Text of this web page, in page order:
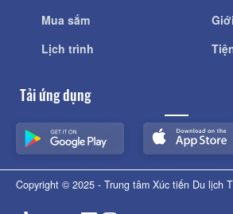
Mua sắm
Lịch trình
Tải ứng dụng
Copyright © 2025 - Trung tâm Xúc tiến Du lịch